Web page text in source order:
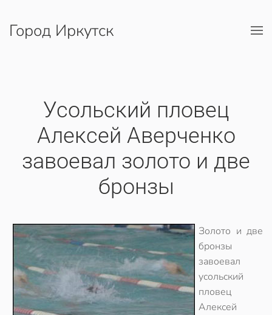
Перейти к содержимому
Город Иркутск
Усольский пловец
Алексей Аверченко
завоевал золото и две
бронзы
Золото и две
бронзы
завоевал
усольский
пловец
Алексей